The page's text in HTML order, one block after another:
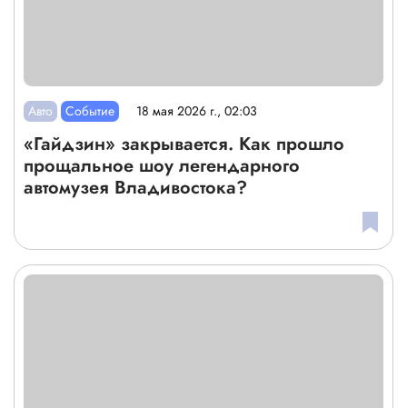
Авто Событие 18 мая 2026 г., 02:03
«Гайдзин» закрывается. Как прошло
прощальное шоу легендарного
автомузея Владивостока?